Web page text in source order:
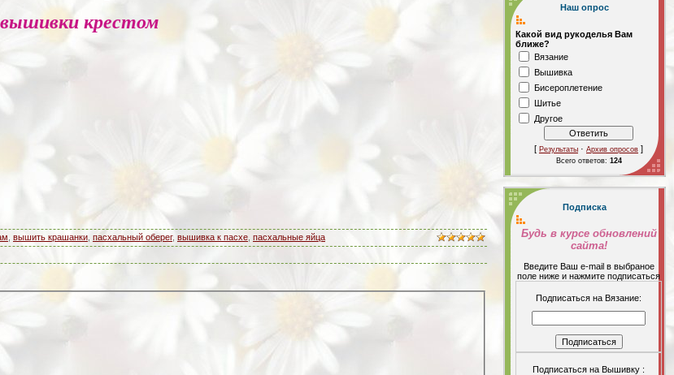
крестом
вышить крашанки пасхальный оберег, вышивка к пасхе пасхальные яйца
Наш опрос
Какой вид рукоделья Вам
ближе?
Вязание
Вышивка
Бисероплетение
Шитье
Другое
[ Результаты · Архив опросов ]
Всего ответов: 124
Подписка
Будь в курсе обновлений
сайта!
Введите Ваш е-mail в выбраное
поле ниже и нажмите подписаться
Подписаться на Вязание:
Подписаться на Вышивку :